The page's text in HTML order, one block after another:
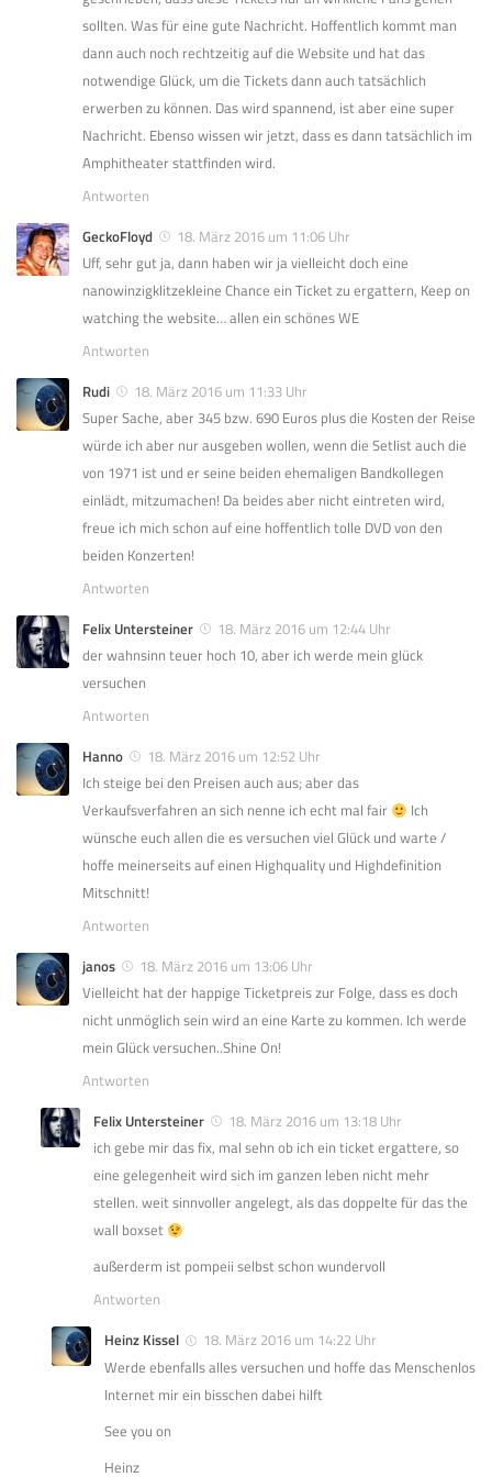
sollten. Was für eine gute Nachricht. Hoffentlich kommt man
dann auch noch rechtzeitig auf die Website und hat das
notwendige Glück, um die Tickets dann auch tatsächlich
erwerben zu können. Das wird spannend, ist aber eine super
Nachricht. Ebenso wissen wir jetzt, dass es dann tatsächlich im
Amphitheater stattfinden wird.
Antworten
GeckoFloyd
18. März 2016 um 11:06 Uhr
Uff, sehr gut ja, dann haben wir ja vielleicht doch eine
nanowinzigklitzekleine Chance ein Ticket zu ergattern, Keep on
watching the website… allen ein schönes WE
Antworten
Rudi
18. März 2016 um 11:33 Uhr
Super Sache, aber 345 bzw. 690 Euros plus die Kosten der Reise
würde ich aber nur ausgeben wollen, wenn die Setlist auch die
von 1971 ist und er seine beiden ehemaligen Bandkollegen
einlädt, mitzumachen! Da beides aber nicht eintreten wird,
freue ich mich schon auf eine hoffentlich tolle DVD von den
beiden Konzerten!
Antworten
Felix Untersteiner
18. März 2016 um 12:44 Uhr
der wahnsinn teuer hoch 10, aber ich werde mein glück
versuchen
Antworten
Hanno
18. März 2016 um 12:52 Uhr
Ich steige bei den Preisen auch aus; aber das
Verkaufsverfahren an sich nenne ich echt mal fair
Ich
wünsche euch allen die es versuchen viel Glück und warte /
hoffe meinerseits auf einen Highquality und Highdefinition
Mitschnitt!
Antworten
janos
18. März 2016 um 13:06 Uhr
Vielleicht hat der happige Ticketpreis zur Folge, dass es doch
nicht unmöglich sein wird an eine Karte zu kommen. Ich werde
mein Glück versuchen..Shine On!
Antworten
Felix Untersteiner
18. März 2016 um 13:18 Uhr
ich gebe mir das fix, mal sehn ob ich ein ticket ergattere, so
eine gelegenheit wird sich im ganzen leben nicht mehr
stellen. weit sinnvoller angelegt, als das doppelte für das the
wall boxset
außerderm ist pompeii selbst schon wundervoll
Antworten
Heinz Kissel
18. März 2016 um 14:22 Uhr
Werde ebenfalls alles versuchen und hoffe das Menschenlos
Internet mir ein bisschen dabei hilft
See you on
Heinz